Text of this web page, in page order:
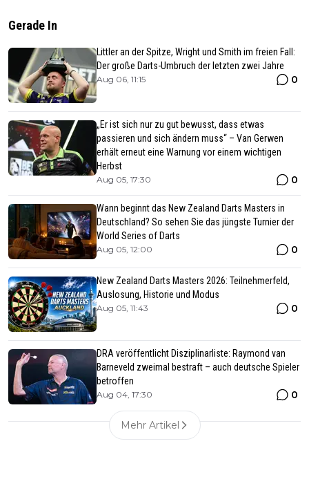
Gerade In
Littler an der Spitze, Wright und Smith im freien Fall:
Der große Darts-Umbruch der letzten zwei Jahre
Aug 06, 11:15 0
„Er ist sich nur zu gut bewusst, dass etwas
passieren und sich ändern muss“ – Van Gerwen
erhält erneut eine Warnung vor einem wichtigen
Herbst
Aug 05, 17:30 0
Wann beginnt das New Zealand Darts Masters in
Deutschland? So sehen Sie das jüngste Turnier der
World Series of Darts
Aug 05, 12:00 0
New Zealand Darts Masters 2026: Teilnehmerfeld,
Auslosung, Historie und Modus
Aug 05, 11:43 0
DRA veröffentlicht Disziplinarliste: Raymond van
Barneveld zweimal bestraft – auch deutsche Spieler
betroffen
Aug 04, 17:30 0
Mehr Artikel